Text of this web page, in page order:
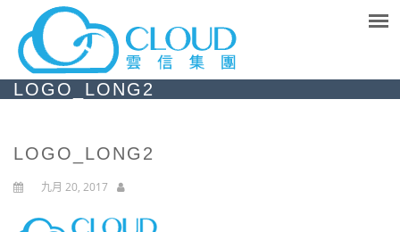
LOGO_LONG2
LOGO_LONG2
九月 20, 2017